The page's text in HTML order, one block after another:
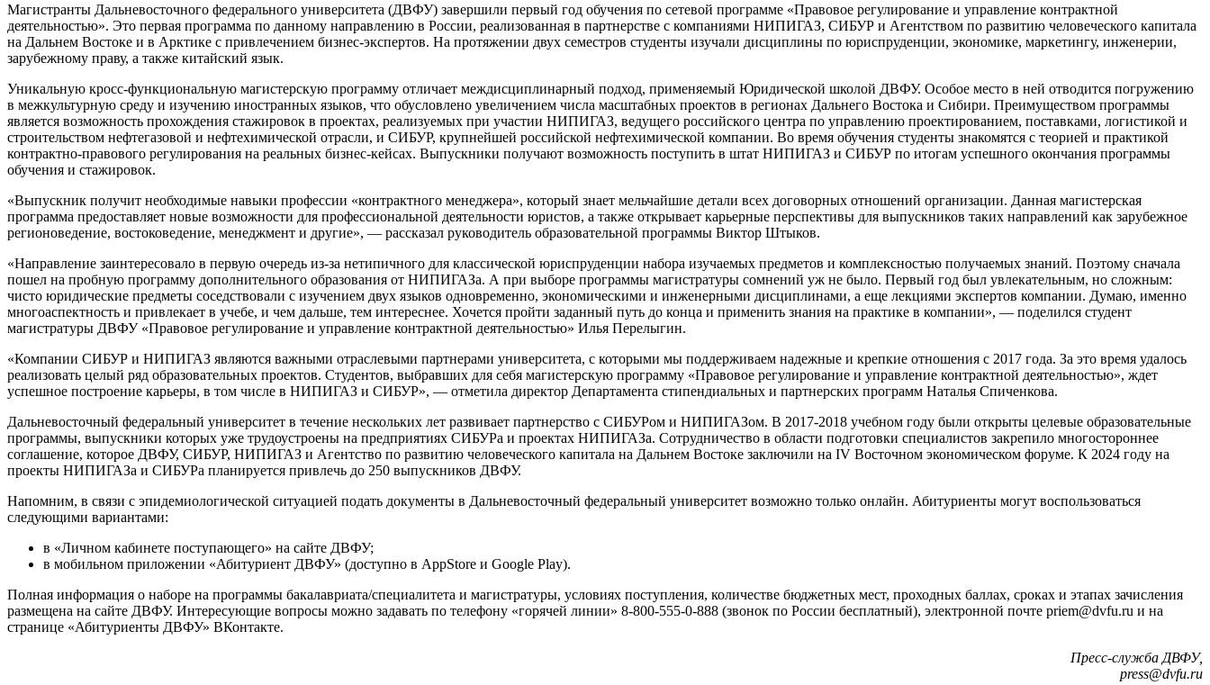
Магистранты Дальневосточного федерального университета (ДВФУ) завершили первый год обучения по сетевой программе «Правовое регулирование и управление контрактной
деятельностью». Это первая программа по данному направлению в России, реализованная в партнерстве с компаниями НИПИГАЗ, СИБУР и Агентством по развитию человеческого капитала
на Дальнем Востоке и в Арктике с привлечением бизнес-экспертов. На протяжении двух семестров студенты изучали дисциплины по юриспруденции, экономике, маркетингу, инженерии,
зарубежному праву, а также китайский язык.
Уникальную кросс-функциональную магистерскую программу отличает междисциплинарный подход, применяемый Юридической школой ДВФУ. Особое место в ней отводится погружению
в межкультурную среду и изучению иностранных языков, что обусловлено увеличением числа масштабных проектов в регионах Дальнего Востока и Сибири. Преимуществом программы
является возможность прохождения стажировок в проектах, реализуемых при участии НИПИГАЗ, ведущего российского центра по управлению проектированием, поставками, логистикой и
строительством нефтегазовой и нефтехимической отрасли, и СИБУР, крупнейшей российской нефтехимической компании. Во время обучения студенты знакомятся с теорией и практикой
контрактно-правового регулирования на реальных бизнес-кейсах. Выпускники получают возможность поступить в штат НИПИГАЗ и СИБУР по итогам успешного окончания программы
обучения и стажировок.
«Выпускник получит необходимые навыки профессии «контрактного менеджера», который знает мельчайшие детали всех договорных отношений организации. Данная магистерская
программа предоставляет новые возможности для профессиональной деятельности юристов, а также открывает карьерные перспективы для выпускников таких направлений как зарубежное
регионоведение, востоковедение, менеджмент и другие», — рассказал руководитель образовательной программы Виктор Штыков.
«Направление заинтересовало в первую очередь из-за нетипичного для классической юриспруденции набора изучаемых предметов и комплексностью получаемых знаний. Поэтому сначала
пошел на пробную программу дополнительного образования от НИПИГАЗа. А при выборе программы магистратуры сомнений уж не было. Первый год был увлекательным, но сложным:
чисто юридические предметы соседствовали с изучением двух языков одновременно, экономическими и инженерными дисциплинами, а еще лекциями экспертов компании. Думаю, именно
многоаспектность и привлекает в учебе, и чем дальше, тем интереснее. Хочется пройти заданный путь до конца и применить знания на практике в компании», — поделился студент
магистратуры ДВФУ «Правовое регулирование и управление контрактной деятельностью» Илья Перелыгин.
«Компании СИБУР и НИПИГАЗ являются важными отраслевыми партнерами университета, с которыми мы поддерживаем надежные и крепкие отношения с 2017 года. За это время удалось
реализовать целый ряд образовательных проектов. Студентов, выбравших для себя магистерскую программу «Правовое регулирование и управление контрактной деятельностью», ждет
успешное построение карьеры, в том числе в НИПИГАЗ и СИБУР», ― отметила директор Департамента стипендиальных и партнерских программ Наталья Спиченкова.
Дальневосточный федеральный университет в течение нескольких лет развивает партнерство с СИБУРом и НИПИГАЗом. В 2017-2018 учебном году были открыты целевые образовательные
программы, выпускники которых уже трудоустроены на предприятиях СИБУРа и проектах НИПИГАЗа. Сотрудничество в области подготовки специалистов закрепило многостороннее
соглашение, которое ДВФУ, СИБУР, НИПИГАЗ и Агентство по развитию человеческого капитала на Дальнем Востоке заключили на IV Восточном экономическом форуме. К 2024 году на
проекты НИПИГАЗа и СИБУРа планируется привлечь до 250 выпускников ДВФУ.
Напомним, в связи с эпидемиологической ситуацией подать документы в Дальневосточный федеральный университет возможно только онлайн. Абитуриенты могут воспользоваться
следующими вариантами:
в «Личном кабинете поступающего» на сайте ДВФУ;
в мобильном приложении «Абитуриент ДВФУ» (доступно в AppStore и Google Play).
Полная информация о наборе на программы бакалавриата/специалитета и магистратуры, условиях поступления, количестве бюджетных мест, проходных баллах, сроках и этапах зачисления
размещена на сайте ДВФУ. Интересующие вопросы можно задавать по телефону «горячей линии» 8-800-555-0-888 (звонок по России бесплатный), электронной почте priem@dvfu.ru и на
странице «Абитуриенты ДВФУ» ВКонтакте.
Пресс-служба ДВФУ,
press@dvfu.ru